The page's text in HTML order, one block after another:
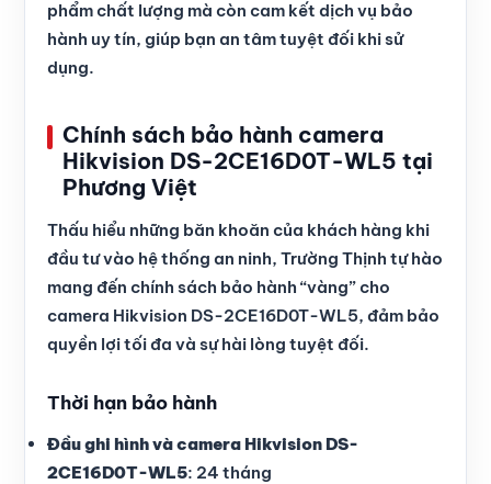
phẩm chất lượng mà còn cam kết dịch vụ bảo
hành uy tín, giúp bạn an tâm tuyệt đối khi sử
dụng.
Chính sách bảo hành camera
Hikvision DS-2CE16D0T-WL5 tại
Phương Việt
Thấu hiểu những băn khoăn của khách hàng khi
đầu tư vào hệ thống an ninh, Trường Thịnh tự hào
mang đến chính sách bảo hành “vàng” cho
camera Hikvision DS-2CE16D0T-WL5, đảm bảo
quyền lợi tối đa và sự hài lòng tuyệt đối.
Thời hạn bảo hành
Đầu ghi hình và camera Hikvision DS-
2CE16D0T-WL5: 24 tháng